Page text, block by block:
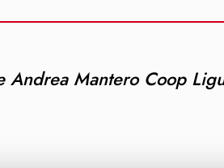
Andrea Mantero Coop